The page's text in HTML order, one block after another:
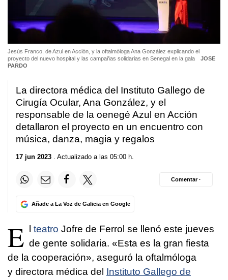
Jesús Franco, de Azul en Acción, y la oftalmóloga Ana González explicando el
proyecto del nuevo hospital y las campañas solidarias en Senegal en la gala
JOSE
PARDO
La directora médica del Instituto Gallego de
Cirugía Ocular, Ana González, y el
responsable de la oenegé Azul en Acción
detallaron el proyecto en un encuentro con
música, danza, magia y regalos
17 jun 2023 . Actualizado a las 05:00 h.
Añade a La Voz de Galicia en Google
Comentar ·
E teatro Jofre de Ferrol se llenó este jueves
de gente solidaria. «Esta es la gran fiesta
de la cooperación», aseguró la oftalmóloga
y directora médica del Instituto Gallego de